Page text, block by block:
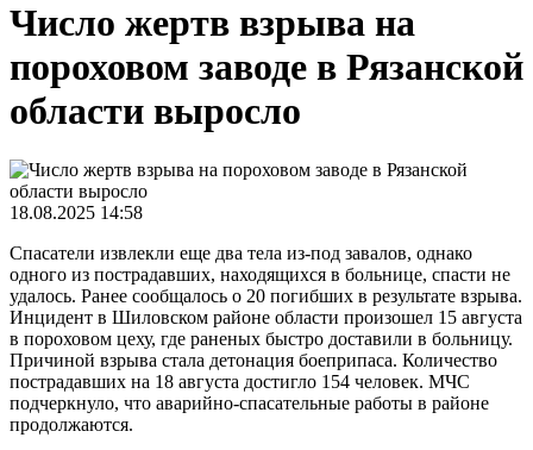
Число жертв взрыва на
пороховом заводе в Рязанской
области выросло
18.08.2025 14:58
Спасатели извлекли еще два тела из-под завалов, однако
одного из пострадавших, находящихся в больнице, спасти не
удалось. Ранее сообщалось о 20 погибших в результате взрыва.
Инцидент в Шиловском районе области произошел 15 августа
в пороховом цеху, где раненых быстро доставили в больницу.
Причиной взрыва стала детонация боеприпаса. Количество
пострадавших на 18 августа достигло 154 человек. МЧС
подчеркнуло, что аварийно-спасательные работы в районе
продолжаются.